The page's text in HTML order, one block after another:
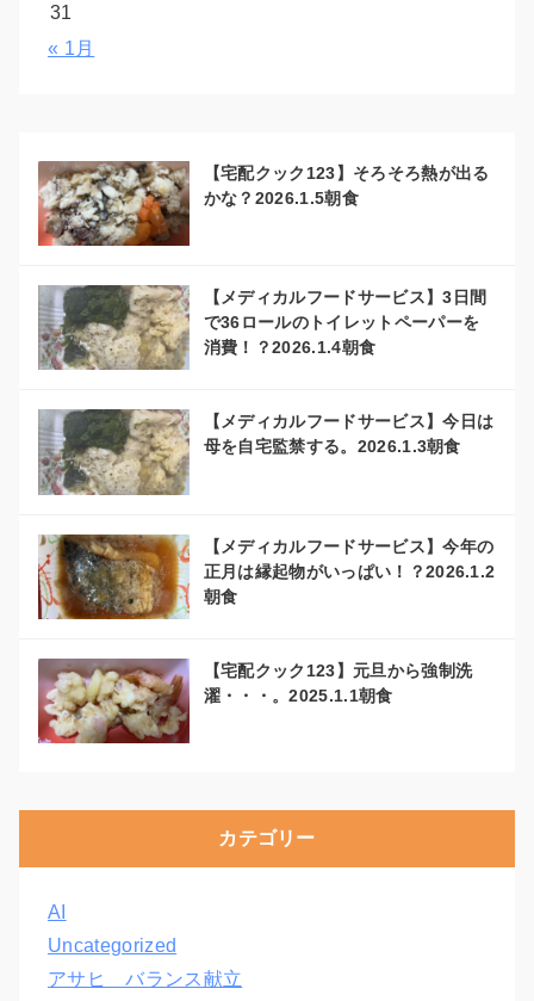
31
« 1月
【宅配クック123】そろそろ熱が出る
かな？2026.1.5朝食
【メディカルフードサービス】3日間
で36ロールのトイレットペーパーを
消費！？2026.1.4朝食
【メディカルフードサービス】今日は
母を自宅監禁する。2026.1.3朝食
【メディカルフードサービス】今年の
正月は縁起物がいっぱい！？2026.1.2
朝食
【宅配クック123】元旦から強制洗
濯・・・。2025.1.1朝食
カテゴリー
AI
Uncategorized
アサヒ バランス献立